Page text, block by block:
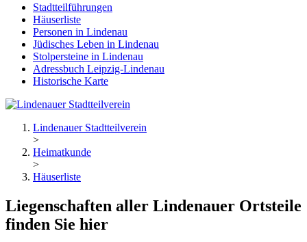
Stadtteilführungen
Häuserliste
Personen in Lindenau
Jüdisches Leben in Lindenau
Stolpersteine in Lindenau
Adressbuch Leipzig-Lindenau
Historische Karte
Lindenauer Stadtteilverein
>
Heimatkunde
>
Häuserliste
Liegenschaften aller Lindenauer Ortsteile
finden Sie hier